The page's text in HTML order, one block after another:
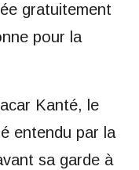
gratuitement
pour la
Kanté, le
entendu par la
sa garde à